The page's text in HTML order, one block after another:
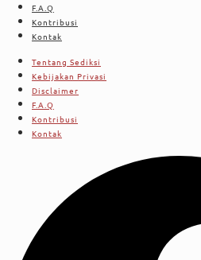
F.A.Q
Kontribusi
Kontak
Tentang Sediksi
Kebijakan Privasi
Disclaimer
F.A.Q
Kontribusi
Kontak